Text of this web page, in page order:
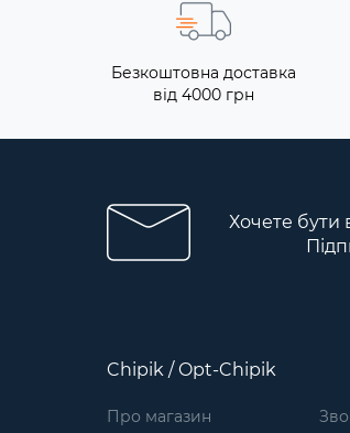
Безкоштовна доставка
від 4000 грн
Хочете бути
Chipik / Opt-Chipik
Про магазин